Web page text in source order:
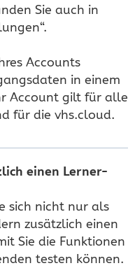
Sie auch in
Accounts
in einem
Account gilt für alle
für die vhs.cloud.
einen Lerner-
sich nicht nur als
zusätzlich einen
Sie die Funktionen
testen können.